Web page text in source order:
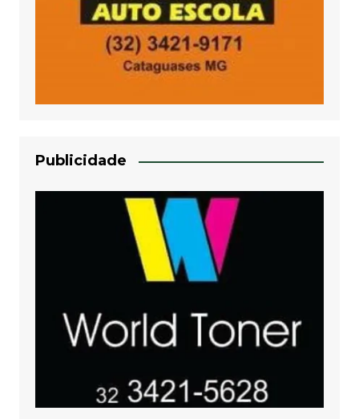
Publicidade